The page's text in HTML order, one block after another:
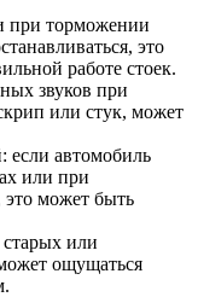
при торможении
это
работе стоек.
звуков при
или стук, может
если автомобиль
или при
это может быть
или
ощущаться